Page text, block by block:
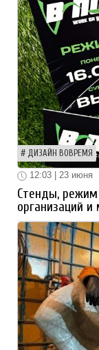
ДИЗАЙН ВОВРЕМЯ
12:03 | 23 июня
Стенды, режим
организаций и